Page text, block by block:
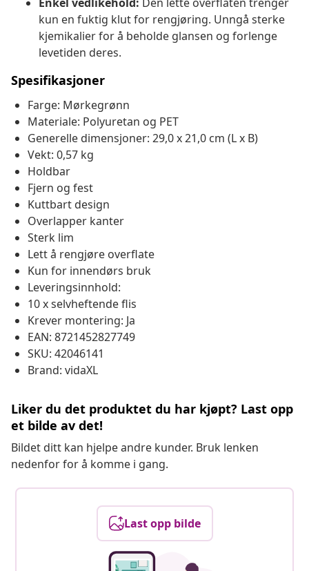
kun en fuktig klut for rengjøring. Unngå sterke
kjemikalier for å beholde glansen og forlenge
levetiden deres.
Spesifikasjoner
Farge: Mørkegrønn
Materiale: Polyuretan og PET
Generelle dimensjoner: 29,0 x 21,0 cm (L x B)
Vekt: 0,57 kg
Holdbar
Fjern og fest
Kuttbart design
Overlapper kanter
Sterk lim
Lett å rengjøre overflate
Kun for innendørs bruk
Leveringsinnhold:
10 x selvheftende flis
Krever montering: Ja
EAN: 8721452827749
SKU: 42046141
Brand: vidaXL
Liker du det produktet du har kjøpt? Last opp
et bilde av det!
Bildet ditt kan hjelpe andre kunder. Bruk lenken
nedenfor for å komme i gang.
Last opp bilde